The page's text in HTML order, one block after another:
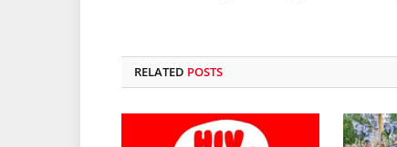
RELATED POSTS